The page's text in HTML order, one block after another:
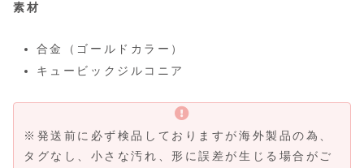
素材
合金（ゴールドカラー）
キュービックジルコニア
※発送前に必ず検品しておりますが海外製品の為、
タグなし、小さな汚れ、形に誤差が生じる場合がご